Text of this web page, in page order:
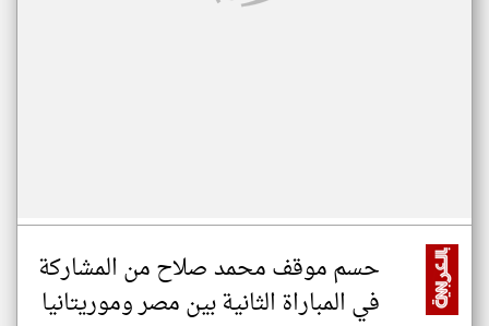
حسم موقف محمد صلاح من المشاركة
في المباراة الثانية بين مصر وموريتانيا